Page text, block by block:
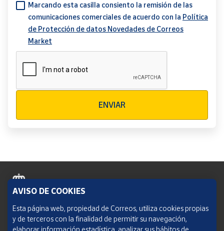
Marcando esta casilla consiento la remisión de las
comunicaciones comerciales de acuerdo con la Política
de Protección de datos Novedades de Correos
Market
ENVIAR
Política de cookies
Aviso legal
AVISO DE COOKIES
Esta página web, propiedad de Correos, utiliza cookies propias
y de terceros con la finalidad de permitir su navegación,
elaborar información estadística, analizar sus hábitos de